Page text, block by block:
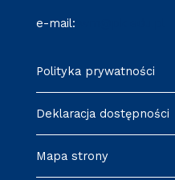
e-mail:
Polityka prywatności
Deklaracja dostępności
Mapa strony